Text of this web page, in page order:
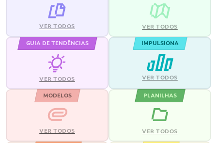
VER TODOS VER TODOS
GUIA DE TENDÊNCIAS
VER TODOS
IMPULSIONA
VER TODOS
MODELOS
VER TODOS
PLANILHAS
VER TODOS